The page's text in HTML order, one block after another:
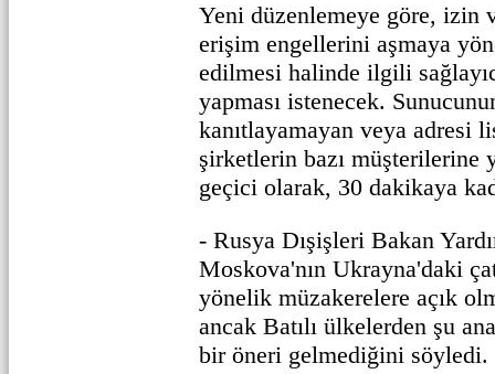
Yeni düzenlemeye göre, izin
erişim engellerini aşmaya
edilmesi halinde ilgili
yapması istenecek.
kanıtlayamayan veya adresi
şirketlerin bazı müşterilerine
geçici olarak, 30 dakikaya
- Rusya Dışişleri Bakan
Moskova'nın Ukrayna'daki
yönelik müzakerelere açık
ancak Batılı ülkelerden şu
bir öneri gelmediğini söyledi.